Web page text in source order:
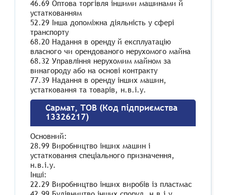
46.69 Оптова торгівля іншими машинами й
устаткованням
52.29 Інша допоміжна діяльність у сфері
транспорту
68.20 Надання в оренду й експлуатацію
власного чи орендованого нерухомого майна
68.32 Управління нерухомим майном за
винагороду або на основі контракту
77.39 Надання в оренду інших машин,
устатковання та товарів, н.в.і.у.
Сармат, ТОВ (Код підприємства
13326217)
Основний:
28.99 Виробництво інших машин і
устатковання спеціального призначення,
н.в.і.у.
Інші:
22.29 Виробництво інших виробів із пластмас